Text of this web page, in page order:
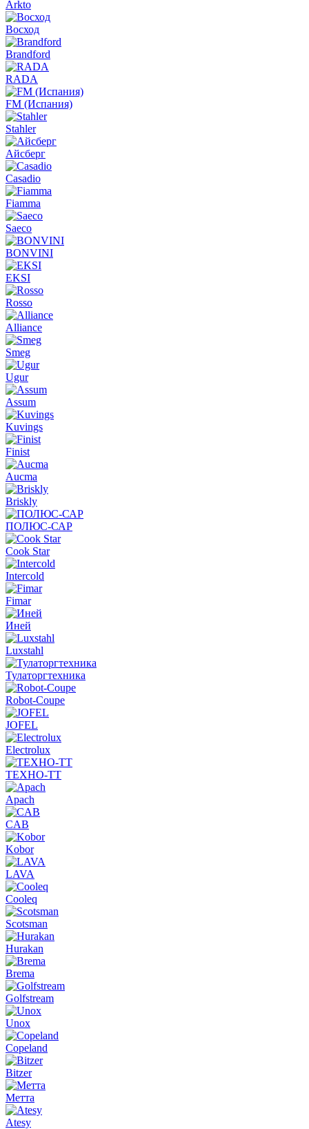
Arkto
Восход
Brandford
RADA
FM (Испания)
Stahler
Айсберг
Casadio
Fiamma
Saeco
BONVINI
EKSI
Rosso
Alliance
Smeg
Ugur
Assum
Kuvings
Finist
Aucma
Briskly
ПОЛЮС-САР
Cook Star
Intercold
Fimar
Иней
Luxstahl
Тулаторгтехника
Robot-Coupe
JOFEL
Electrolux
ТЕХНО-ТТ
Apach
CAB
Kobor
LAVA
Cooleq
Scotsman
Hurakan
Brema
Golfstream
Unox
Copeland
Bitzer
Метта
Atesy